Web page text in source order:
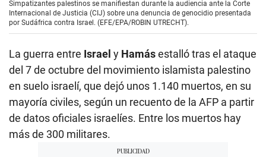
Simpatizantes palestinos se manifiestan durante la audiencia ante la Corte
Internacional de Justicia (CIJ) sobre una denuncia de genocidio presentada
por Sudáfrica contra Israel. (EFE/EPA/ROBIN UTRECHT).
La guerra entre Israel y Hamásestalló tras el ataque
del 7 de octubre del movimiento islamista palestino
en suelo israelí, que dejó unos 1.140 muertos, en su
mayoría civiles, según un recuento de la AFP a partir
de datos oficiales israelíes. Entre los muertos hay
más de 300 militares.